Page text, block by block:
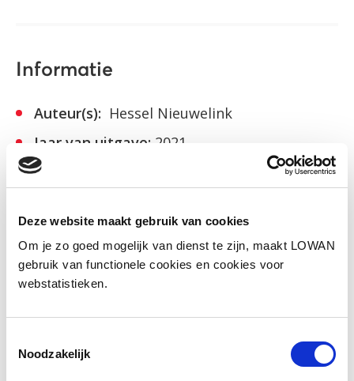
Deze website maakt gebruik van cookies
Om je zo goed mogelijk van dienst te zijn, maakt LOWAN
gebruik van functionele cookies en cookies voor
webstatistieken.
Noodzakelijk
Informatie
Auteur(s): Hessel Nieuwelink
Jaar van uitgave: 2021
FacebookLinkedIn